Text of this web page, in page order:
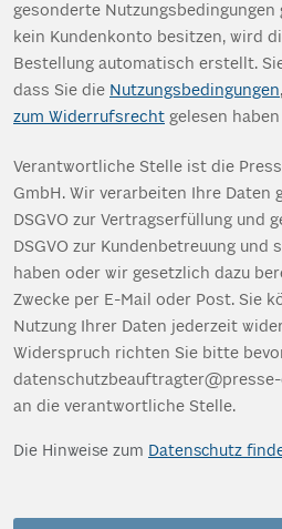
gesonderte Nutzungsbedingungen
kein Kundenkonto besitzen, wird
Bestellung automatisch erstellt.
dass Sie die Nutzungsbedingungen,
zum Widerrufsrecht gelesen
Verantwortliche Stelle ist die
GmbH. Wir verarbeiten Ihre Daten
DSGVO zur Vertragserfüllung und
DSGVO zur Kundenbetreuung und
haben oder wir gesetzlich dazu
Zwecke per E-Mail oder Post. Sie
Nutzung Ihrer Daten jederzeit
Widerspruch richten Sie bitte
an die verantwortliche Stelle.
Die Hinweise zum Datenschutz